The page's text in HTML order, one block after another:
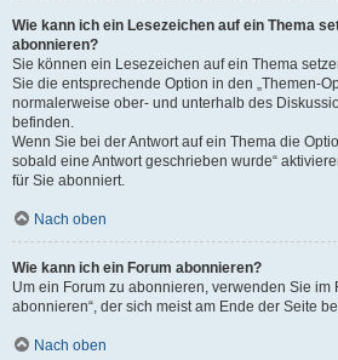
Wie kann ich ein Lesezeichen auf ein Thema
abonnieren?
Sie können ein Lesezeichen auf ein Thema
Sie die entsprechende Option in den „Themen-
normalerweise ober- und unterhalb des
befinden.
Wenn Sie bei der Antwort auf ein Thema die
sobald eine Antwort geschrieben wurde“
für Sie abonniert.
Nach oben
Wie kann ich ein Forum abonnieren?
Um ein Forum zu abonnieren, verwenden Sie im
abonnieren“, der sich meist am Ende der Seite
Nach oben